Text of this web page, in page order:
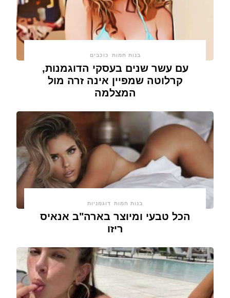
בנות חמות כוכבים
עם עשר שנים בעסקי הדוגמנות,
קרלוטה שמפיין אינה זרה מול
המצלמה
בנות חמות דוגמניות
הכל טבעי ומיוצר בארה"ב אנאיס
ריזו